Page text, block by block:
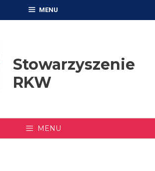
MENU
Stowarzyszenie
RKW
MENU